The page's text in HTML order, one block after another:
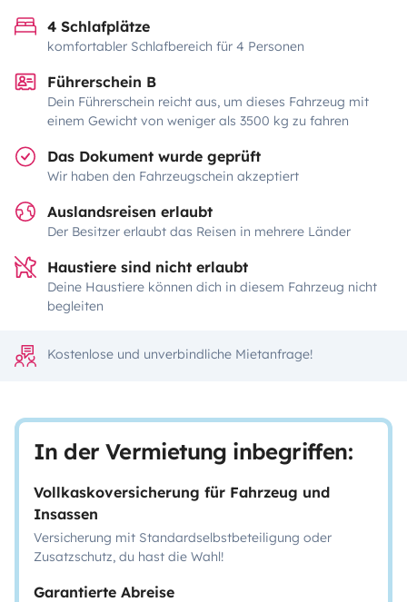
4 Schlafplätze
komfortabler Schlafbereich für 4 Personen
Führerschein B
Dein Führerschein reicht aus, um dieses Fahrzeug mit
einem Gewicht von weniger als 3500 kg zu fahren
Das Dokument wurde geprüft
Wir haben den Fahrzeugschein akzeptiert
Auslandsreisen erlaubt
Der Besitzer erlaubt das Reisen in mehrere Länder
Haustiere sind nicht erlaubt
Deine Haustiere können dich in diesem Fahrzeug nicht
begleiten
Kostenlose und unverbindliche Mietanfrage!
In der Vermietung inbegriffen:
Vollkaskoversicherung für Fahrzeug und
Insassen
Versicherung mit Standardselbstbeteiligung oder
Zusatzschutz, du hast die Wahl!
Garantierte Abreise